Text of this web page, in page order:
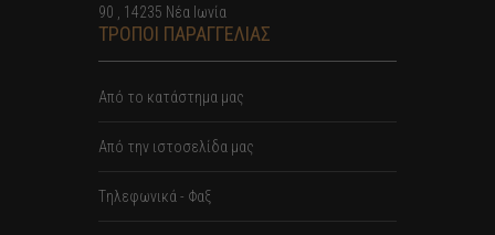
90 , 14235 Νέα Ιωνία
ΤΡΟΠΟΙ ΠΑΡΑΓΓΕΛΙΑΣ
Από το κατάστημα μας
Από την ιστοσελίδα μας
Tηλεφωνικά - Φαξ